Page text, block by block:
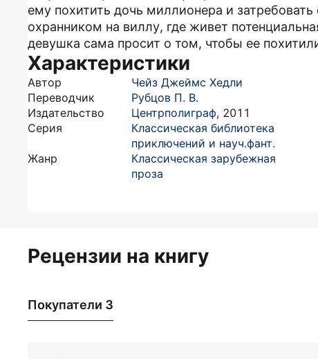
ему похитить дочь миллионера и
охранником на виллу, где живет
девушка сама просит о том, чтобы ее
Характеристики
Автор
Чейз Джеймс Хедли
Переводчик
Рубцов П. В.
Издательство
Центрполиграф, 2011
Серия
Классическая библиотека
приключений и науч.фант.
Жанр
Классическая зарубежная
проза
Рецензии на книгу
Покупатели 3